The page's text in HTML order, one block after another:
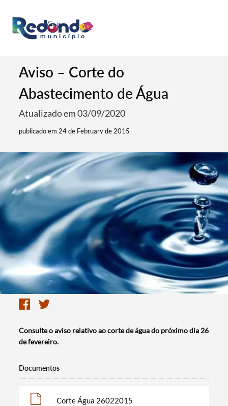
Aviso – Corte do
Abastecimento de Água
Atualizado em 03/09/2020
publicado em 24 de February de 2015
Consulte o aviso relativo ao corte de água do próximo dia 26
de fevereiro.
Documentos
Corte Água 26022015